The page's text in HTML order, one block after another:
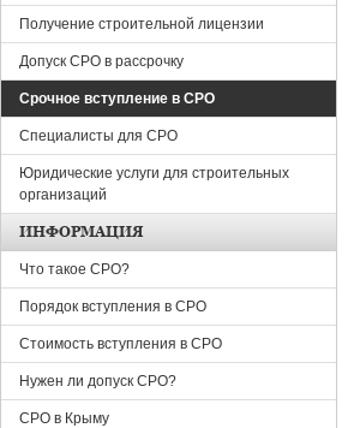
Получение строительной лицензии
Допуск СРО в рассрочку
Срочное вступление в СРО
Специалисты для СРО
Юридические услуги для строительных
организаций
ИНФОРМАЦИЯ
Что такое СРО?
Порядок вступления в СРО
Стоимость вступления в СРО
Нужен ли допуск СРО?
СРО в Крыму